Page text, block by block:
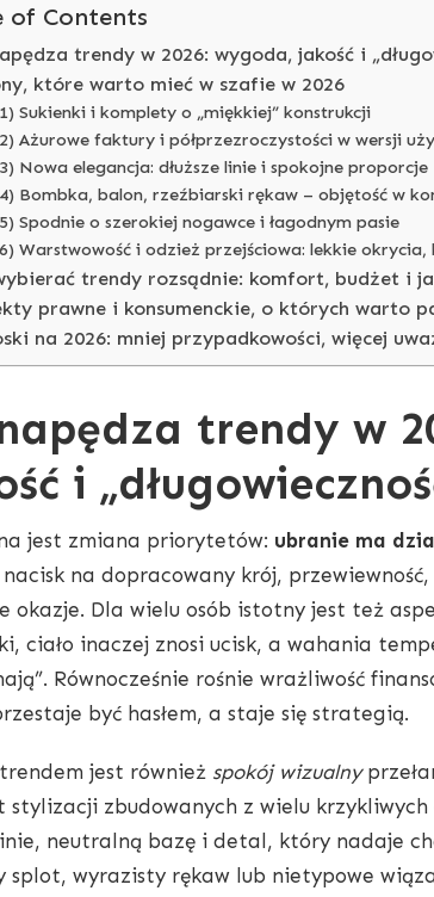
of Contents
trendy w 2026: wygoda, jakość i
które warto mieć w szafie w 2026
1) Sukienki i komplety o „miękkiej” konstrukcji
2) Ażurowe faktury i półprzezroczystości w wersji
3) Nowa elegancja: dłuższe linie i spokojne proporcje
4) Bombka, balon, rzeźbiarski rękaw – objętość w
5) Spodnie o szerokiej nogawce i łagodnym pasie
6) Warstwowość i odzież przejściowa: lekkie
trendy rozsądnie: komfort, budżet i
prawne i konsumenckie, o których warto
na 2026: mniej przypadkowości, więcej
trendy w
i
jest zmiana priorytetów: ubranie ma
nacisk na dopracowany krój,
okazje. Dla wielu osób istotny jest też
ciało inaczej znosi ucisk, a wahania
Równocześnie rośnie wrażliwość
być hasłem, a staje się strategią.
trendem jest również spokój wizualny
stylizacji zbudowanych z wielu
neutralną bazę i detal, który nadaje
splot, wyrazisty rękaw lub nietypowe